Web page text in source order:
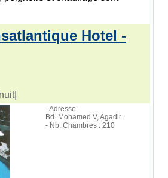
Hotel -
- Adresse:
Bd. Mohamed V, Agadir.
- Nb. Chambres : 210